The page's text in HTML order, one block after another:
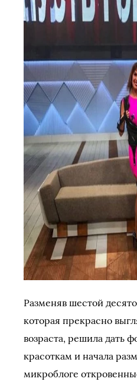
Разменяв шестой
которая прекрасно
возраста, решила дать
красоткам и начала
микроблоге